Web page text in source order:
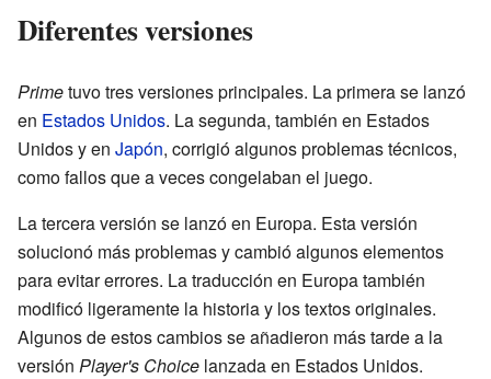
Diferentes versiones
Primetuvo tres versiones principales. La primera se lanzó
en Estados Unidos. La segunda, también en Estados
Unidos y en Japón, corrigió algunos problemas técnicos,
como fallos que a veces congelaban el juego.
La tercera versión se lanzó en Europa. Esta versión
solucionó más problemas y cambió algunos elementos
para evitar errores. La traducción en Europa también
modificó ligeramente la historia y los textos originales.
Algunos de estos cambios se añadieron más tarde a la
versión Player's Choice lanzada en Estados Unidos.